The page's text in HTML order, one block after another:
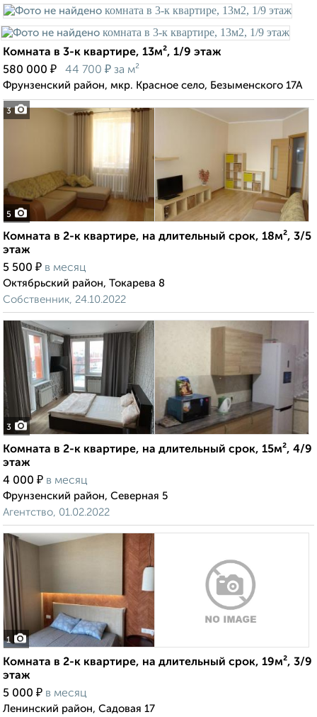
3
Комната в 3-к квартире, 13м², 1/9 этаж
580 000 ₽ 44 700 ₽ за м²
Фрунзенский район, мкр. Красное село, Безыменского 17А
5
Комната в 2-к квартире, на длительный срок, 18м², 3/5
этаж
5 500 ₽ в месяц
Октябрьский район, Токарева 8
Собственник, 24.10.2022
3
Комната в 2-к квартире, на длительный срок, 15м², 4/9
этаж
4 000 ₽ в месяц
Фрунзенский район, Северная 5
Агентство, 01.02.2022
1
Комната в 2-к квартире, на длительный срок, 19м², 3/9
этаж
5 000 ₽ в месяц
Ленинский район, Садовая 17